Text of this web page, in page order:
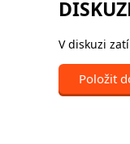
V diskuzi
Položit